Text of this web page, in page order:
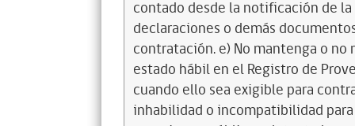
contado desde la notificación de
declaraciones o demás
contratación. e) No mantenga o
estado hábil en el Registro de
cuando ello sea exigible para
inhabilidad o incompatibilidad